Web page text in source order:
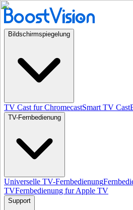
Bildschirmspiegelung
TV Cast fur ChromecastSmart TV Cast
TV-Fernbedienung
Universelle TV-Fernbedienung
TVFernbedienung fur Apple TV
Support